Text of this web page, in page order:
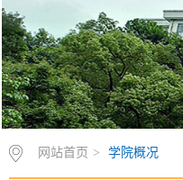
网站首页 > 学院概况